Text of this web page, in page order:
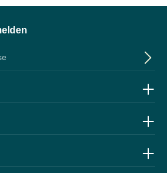
bin mit ihnen einverstanden.